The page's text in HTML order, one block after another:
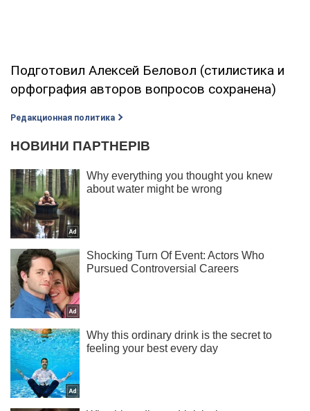
Подготовил Алексей Беловол (стилистика и
орфография авторов вопросов сохранена)
Редакционная политика